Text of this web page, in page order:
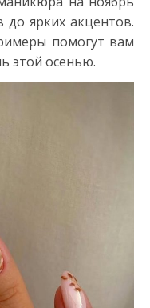
ярких акцентов.
помогут вам
этой осенью.